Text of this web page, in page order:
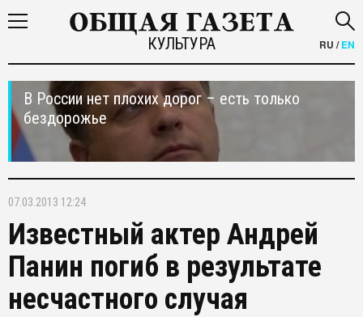
КУЛЬТУРА RU /EN
В России нет плохих дорог – есть только
бездорожье
07.03.2013 12:24
Известный актер Андрей
Панин погиб в результате
несчастного случая